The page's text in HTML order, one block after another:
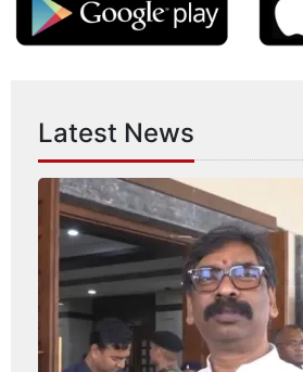
Latest News